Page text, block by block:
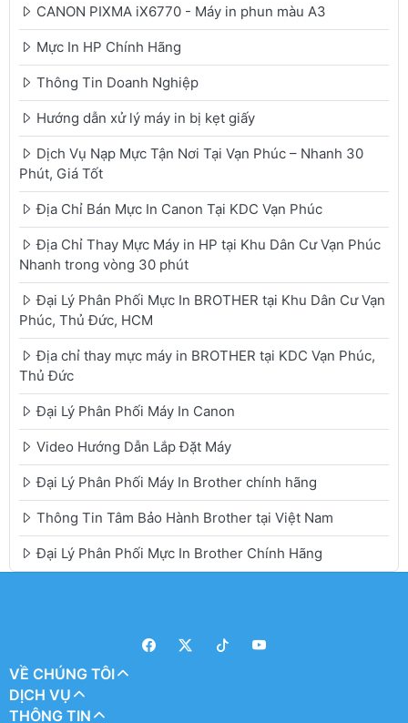
CANON PIXMA iX6770 - Máy in phun màu A3
Mực In HP Chính Hãng
Thông Tin Doanh Nghiệp
Hướng dẫn xử lý máy in bị kẹt giấy
Dịch Vụ Nạp Mực Tận Nơi Tại Vạn Phúc – Nhanh 30
Phút, Giá Tốt
Địa Chỉ Bán Mực In Canon Tại KDC Vạn Phúc
Địa Chỉ Thay Mực Máy in HP tại Khu Dân Cư Vạn Phúc
Nhanh trong vòng 30 phút
Đại Lý Phân Phối Mực In BROTHER tại Khu Dân Cư Vạn
Phúc, Thủ Đức, HCM
Địa chỉ thay mực máy in BROTHER tại KDC Vạn Phúc,
Thủ Đức
Đại Lý Phân Phối Máy In Canon
Video Hướng Dẫn Lắp Đặt Máy
Đại Lý Phân Phối Máy In Brother chính hãng
Thông Tin Tâm Bảo Hành Brother tại Việt Nam
Đại Lý Phân Phối Mực In Brother Chính Hãng
VỀ CHÚNG TÔI
DỊCH VỤ
THÔNG TIN